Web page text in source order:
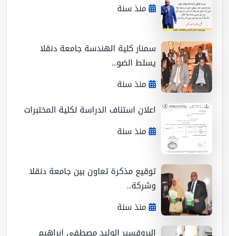
منذ سنة
سمنار كلية الهندسة جامعة دنقلا
يسلط الضو...
منذ سنة
اعلان استناف الدراسة لكلية المختبرات
منذ سنة
توقيع مذكرة تعاون بين جامعة دنقلا
وشركة...
منذ سنة
البروفسير الوليد مصطفي ابراهيم